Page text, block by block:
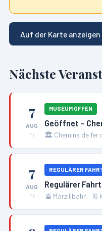
Auf der Karte
Nächste
7
AUG
Fr
MUSEUM OFFEN
Geöffnet –
🏛️ Chemins de fer
7
AUG
Fr
REGULÄRER
Regulärer
🚡 Marzilibahn · 16